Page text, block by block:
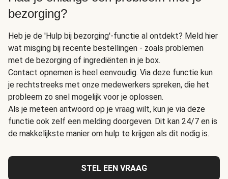
bezorging?
Heb je de 'Hulp bij bezorging'-functie al ontdekt? Meld hier
wat misging bij recente bestellingen - zoals problemen
met de bezorging of ingrediënten in je box.
Contact opnemen is heel eenvoudig. Via deze functie kun
je rechtstreeks met onze medewerkers spreken, die het
probleem zo snel mogelijk voor je oplossen.
Als je meteen antwoord op je vraag wilt, kun je via deze
functie ook zelf een melding doorgeven. Dit kan 24/7 en is
de makkelijkste manier om hulp te krijgen als dit nodig is.
STEL EEN VRAAG